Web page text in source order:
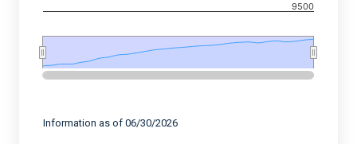
9500
Information as of 06/30/2026